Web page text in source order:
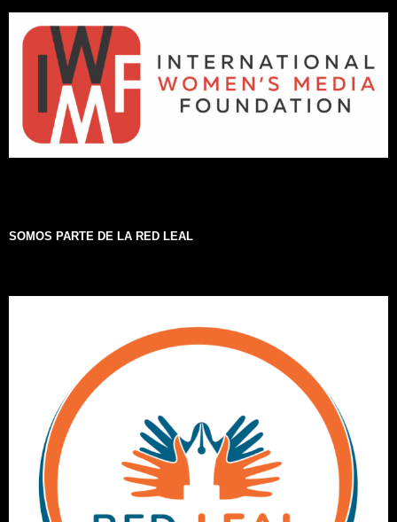
SOMOS PARTE DE LA RED LEAL